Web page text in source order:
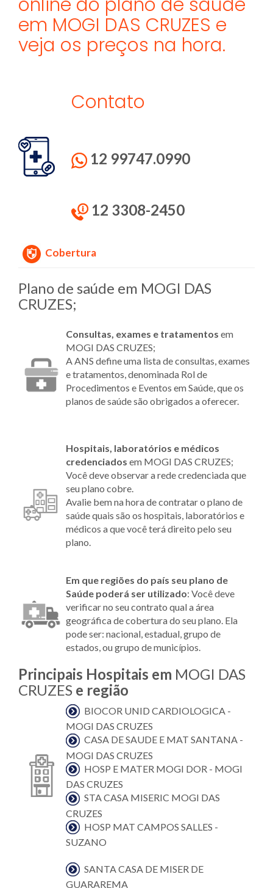
em MOGI DAS CRUZES e
veja os preços na hora.
Contato
12 99747.0990
12 3308-2450
Cobertura
Plano de saúde em MOGI DAS
CRUZES;
Consultas, exames e tratamentos em
MOGI DAS CRUZES;
A ANS define uma lista de consultas, exames
e tratamentos, denominada Rol de
Procedimentos e Eventos em Saúde, que os
planos de saúde são obrigados a oferecer.
Hospitais, laboratórios e médicos
credenciados em MOGI DAS CRUZES;
Você deve observar a rede credenciada que
seu plano cobre.
Avalie bem na hora de contratar o plano de
saúde quais são os hospitais, laboratórios e
médicos a que você terá direito pelo seu
plano.
Em que regiões do país seu plano de
Saúde poderá ser utilizado: Você deve
verificar no seu contrato qual a área
geográfica de cobertura do seu plano. Ela
pode ser: nacional, estadual, grupo de
estados, ou grupo de municípios.
Principais Hospitais em MOGI DAS
CRUZES e região
BIOCOR UNID CARDIOLOGICA -
MOGI DAS CRUZES
CASA DE SAUDE E MAT SANTANA -
MOGI DAS CRUZES
HOSP E MATER MOGI DOR - MOGI
DAS CRUZES
STA CASA MISERIC MOGI DAS
CRUZES
HOSP MAT CAMPOS SALLES -
SUZANO
SANTA CASA DE MISER DE
GUARAREMA